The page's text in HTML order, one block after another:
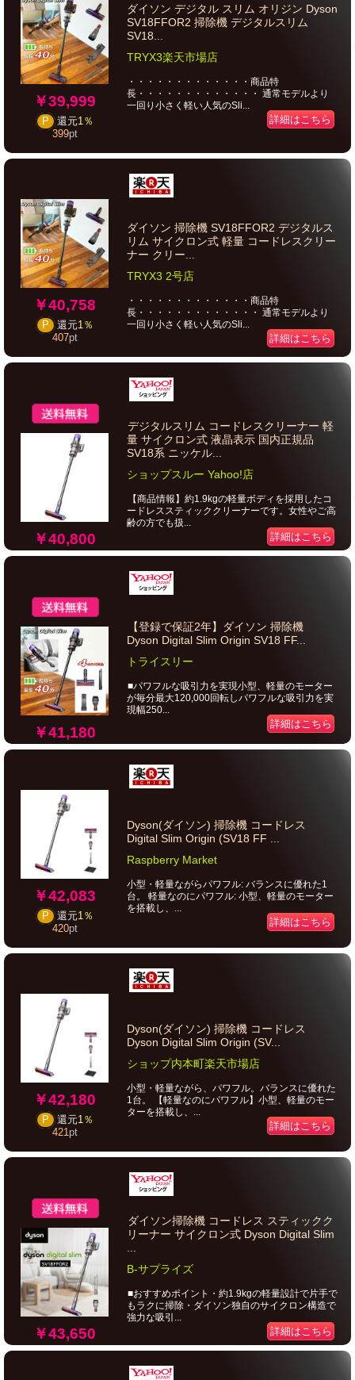
￥39,999
P 還元1％
399pt
ダイソン デジタル スリム オリジン Dyson
SV18FFOR2 掃除機 デジタルスリム
SV18...
TRYX3楽天市場店
・・・・・・・・・・・・・商品特
長・・・・・・・・・・・・・ 通常モデルより
一回り小さく軽い人気のSli...
詳細はこちら
￥40,758
P 還元1％
407pt
ダイソン 掃除機 SV18FFOR2 デジタルス
リム サイクロン式 軽量 コードレスクリー
ナー クリー...
TRYX3 2号店
・・・・・・・・・・・・・商品特
長・・・・・・・・・・・・・ 通常モデルより
一回り小さく軽い人気のSli...
詳細はこちら
￥40,800
デジタルスリム コードレスクリーナー 軽
量 サイクロン式 液晶表示 国内正規品
SV18系 ニッケル...
ショップスルー Yahoo!店
【商品情報】約1.9kgの軽量ボディを採用したコ
ードレススティッククリーナーです。女性やご高
齢の方でも扱...
詳細はこちら
￥41,180
【登録で保証2年】ダイソン 掃除機
Dyson Digital Slim Origin SV18 FF...
トライスリー
■パワフルな吸引力を実現小型、軽量のモーター
が毎分最大120,000回転しパワフルな吸引力を実
現幅250...
詳細はこちら
￥42,083
P 還元1％
420pt
Dyson(ダイソン) 掃除機 コードレス
Digital Slim Origin (SV18 FF ...
Raspberry Market
小型・軽量ながらパワフル: バランスに優れた1
台。 軽量なのにパワフル: 小型、軽量のモーター
を搭載し、...
詳細はこちら
￥42,180
P 還元1％
421 pt
Dyson(ダイソン) 掃除機 コードレス
Dyson Digital Slim Origin (SV...
ショップ内本町楽天市場店
小型・軽量ながら、パワフル。バランスに優れた
1台。 【軽量なのにパワフル】小型、軽量のモー
ターを搭載し、...
詳細はこちら
￥43,650
ダイソン掃除機 コードレス スティックク
リーナー サイクロン式 Dyson Digital Slim
B-サプライズ
■おすすめポイント・約1.9kgの軽量設計で片手で
もラクに掃除・ダイソン独自のサイクロン構造で
強力な吸引...
詳細はこちら